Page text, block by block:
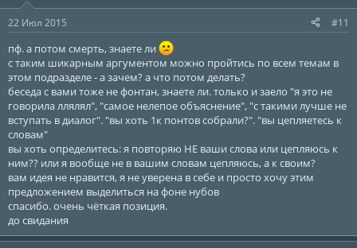
22 Июл 2015 #11
пф. а потом смерть, знаете ли
с таким шикарным аргументом можно пройтись по всем темам в
этом подразделе - а зачем? а что потом делать?
беседа с вами тоже не фонтан, знаете ли. только и заело "я это не
говорила ллялял", "самое нелепое объяснение", "с такими лучше не
вступать в диалог". "вы хоть 1к понтов собрали?". "вы цепляетесь к
словам"
вы хоть определитесь: я повторяю НЕ ваши слова или цепляюсь к
ним?? или я вообще не в вашим словам цепляюсь, а к своим?
вам идея не нравится, я не уверена в себе и просто хочу этим
предложением выделиться на фоне нубов
спасибо. очень чёткая позиция.
до свидания